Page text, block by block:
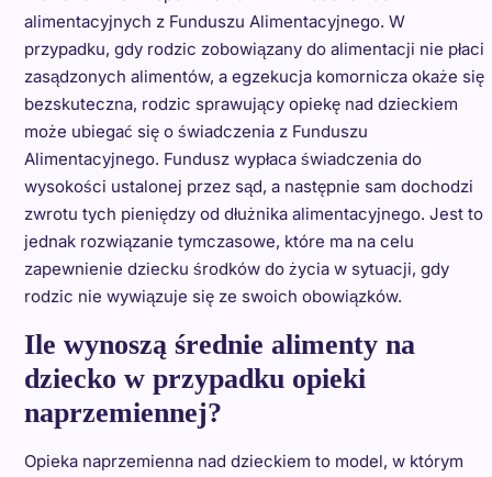
alimentacyjnych z Funduszu Alimentacyjnego. W
przypadku, gdy rodzic zobowiązany do alimentacji nie płaci
zasądzonych alimentów, a egzekucja komornicza okaże się
bezskuteczna, rodzic sprawujący opiekę nad dzieckiem
może ubiegać się o świadczenia z Funduszu
Alimentacyjnego. Fundusz wypłaca świadczenia do
wysokości ustalonej przez sąd, a następnie sam dochodzi
zwrotu tych pieniędzy od dłużnika alimentacyjnego. Jest to
jednak rozwiązanie tymczasowe, które ma na celu
zapewnienie dziecku środków do życia w sytuacji, gdy
rodzic nie wywiązuje się ze swoich obowiązków.
Ile wynoszą średnie alimenty na
dziecko w przypadku opieki
naprzemiennej?
Opieka naprzemienna nad dzieckiem to model, w którym